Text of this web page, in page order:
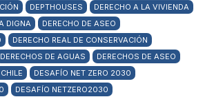
DEPTHOUSES
DERECHO A LA VIVIENDA
DIGNA
DERECHO DE ASEO
DERECHO REAL DE CONSERVACIÓN
DERECHOS DE AGUAS
DERECHOS DE ASEO
DESAFÍO NET ZERO 2030
DESAFÍO NETZERO2030